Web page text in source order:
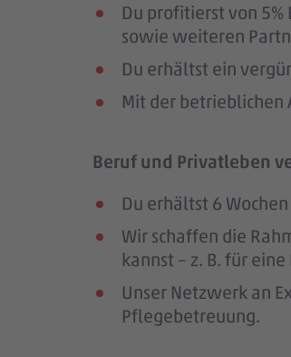
Du profitierst von 5%
sowie weiteren
Du erhältst ein
Mit der betrieblichen
Beruf und Privatleben
Du erhältst 6
Wir schaffen die
kannst – z. B. für
Unser Netzwerk an
Pflegebetreuung.